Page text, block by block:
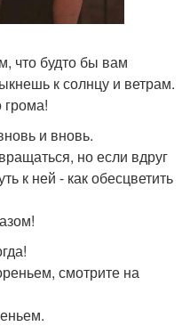
что будто бы вам
к солнцу и ветрам.
грома!
и вновь.
но если вдруг
к ней - как обесцветить
смотрите на